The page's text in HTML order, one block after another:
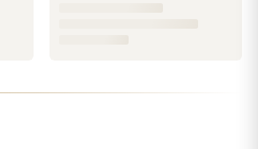
qui témoignent d'un
emblématique de cet univers